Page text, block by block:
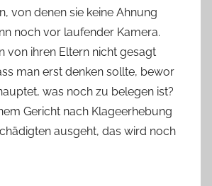
von denen sie keine Ahnung
noch vor laufender Kamera.
von ihren Eltern nicht gesagt
man erst denken sollte, bewor
was noch zu belegen ist?
Gericht nach Klageerhebung
ausgeht, das wird noch